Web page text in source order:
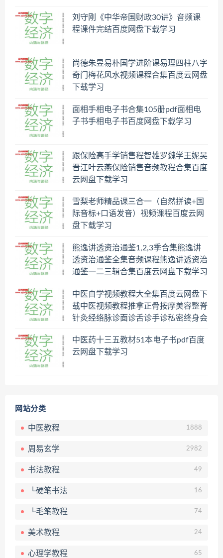
刘守刚《中华帝国财政30讲》音频课
程课件完结百度网盘下载学习
尚德朱昱易朴国学进阶课易理四柱八字
奇门梅花风水视频课程合集百度云网盘
下载学习
面相手相电子书合集105册pdf面相电
子书手相电子书百度网盘下载学习
跟保险高手学销售程智雄罗魏学王妮吴
晋江叶云燕保险销售音频教程合集百度
云网盘下载学习
雪梨老师精品课三合一（自然拼读+国
际音标+口语发音）视频课程百度云网
盘下载学习
熊逸讲透资治通鉴1,2,3季合集熊逸讲
透资治通鉴全集音频课程熊逸讲透资治
通鉴一二三辑合集百度云网盘下载学习
中医自学视频教程大全集百度云网盘下
载中医视频教程推拿正骨按摩美容整脊
针灸经络脉诊面诊舌诊手诊私密终身会
中医药十三五教材51本电子书pdf百度
云网盘下载学习
网站分类
中医教程 1888
周易玄学 2982
书法教程 49
└硬笔书法 16
└毛笔教程 74
美术教程 24
心理学教程 65